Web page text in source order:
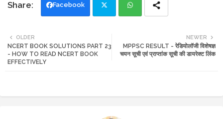
Facebook
tte ats
NEWER
MPPSC RESULT - रेडियोलॉजी विशेषज्ञ
चयन सूची एवं प्राप्तांक सूची की डायरेक्ट लिंक
OLDER
NCERT BOOK SOLUTIONS PART 23
- HOW TO READ NCERT BOOK
EFFECTIVELY